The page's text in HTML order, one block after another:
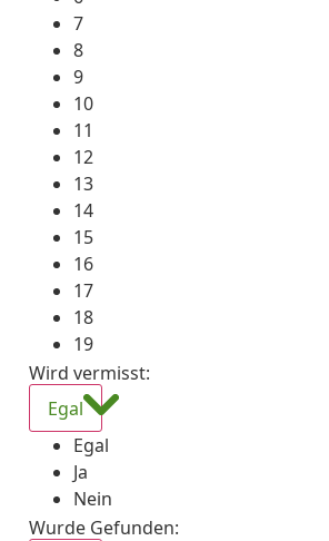
7
8
9
10
11
12
13
14
15
16
17
18
19
Wird vermisst:
Egal
Egal
Ja
Nein
Wurde Gefunden: